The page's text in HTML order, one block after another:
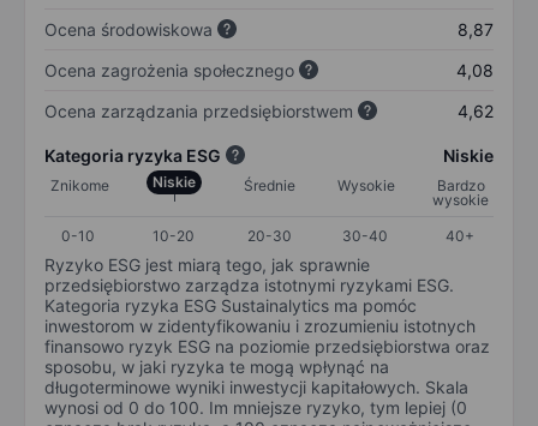
Ocena środowiskowa
8,87
Ocena zagrożenia społecznego
4,08
Ocena zarządzania przedsiębiorstwem
4,62
Kategoria ryzyka ESG Niskie
Znikome Niskie Średnie Wysokie
Bardzo
wysokie
0-10
10-20 20-30 30-40 40+
Ryzyko ESG jest miarą tego, jak sprawnie
przedsiębiorstwo zarządza istotnymi ryzykami ESG.
Kategoria ryzyka ESG Sustainalytics ma pomóc
inwestorom w zidentyfikowaniu i zrozumieniu istotnych
finansowo ryzyk ESG na poziomie przedsiębiorstwa oraz
sposobu, w jaki ryzyka te mogą wpłynąć na
długoterminowe wyniki inwestycji kapitałowych. Skala
wynosi od 0 do 100. Im mniejsze ryzyko, tym lepiej (0